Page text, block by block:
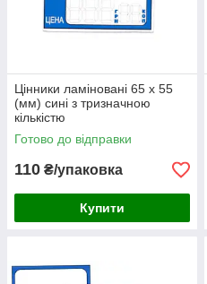
Цінники ламіновані 65 х 55
(мм) сині з тризначною
кількістю
Готово до відправки
110 ₴/упаковка
Купити